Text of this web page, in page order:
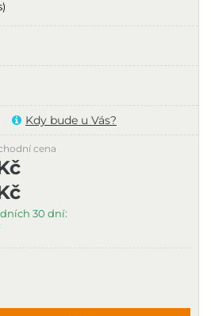
Kdy bude u Vás?
30 dní:
cena